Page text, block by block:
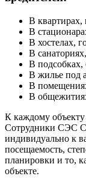
В квартирах,
В
В хостелах,
В
В подсобках,
В жилье под
В
В
К каждому
Сотрудники СЭС
индивидуально к
посещаемость,
планировки и то,
объекте.